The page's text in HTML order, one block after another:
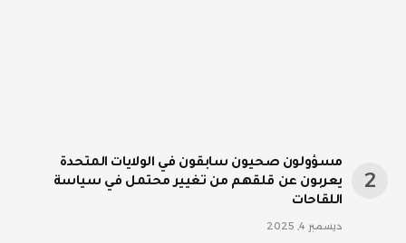
مسؤولون صحيون سابقون في الولايات المتحدة
يعربون عن قلقهم من تغيير محتمل في سياسة
اللقاحات
ديسمبر 4, 2025